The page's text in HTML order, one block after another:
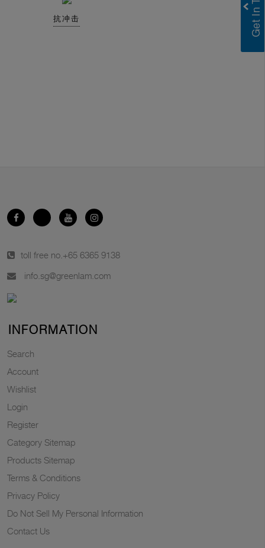
抗冲击
toll free no. +65 6365 9138
info.sg@greenlam.com
INFORMATION
Search
Account
Wishlist
Login
Register
Category Sitemap
Products Sitemap
Terms & Conditions
Privacy Policy
Do Not Sell My Personal Information
Contact Us